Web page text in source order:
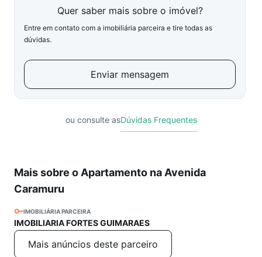
Quer saber mais sobre o imóvel?
Entre em contato com a imobiliária parceira e tire todas as
dúvidas.
Enviar mensagem
ou consulte asDúvidas Frequentes
Mais sobre o Apartamento na Avenida
Caramuru
IMOBILIÁRIA PARCEIRA
IMOBILIARIA FORTES GUIMARAES
Mais anúncios deste parceiro